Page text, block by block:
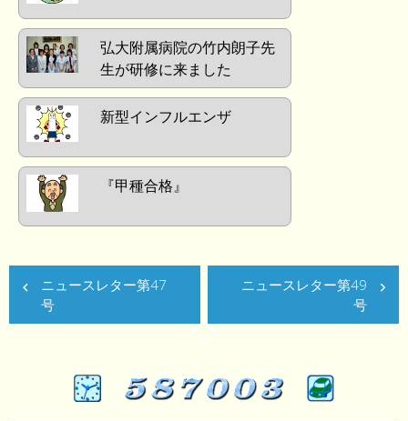
弘大附属病院の竹内朗子先
生が研修に来ました
新型インフルエンザ
『甲種合格』
ニュースレター第47
号
ニュースレター第49
号